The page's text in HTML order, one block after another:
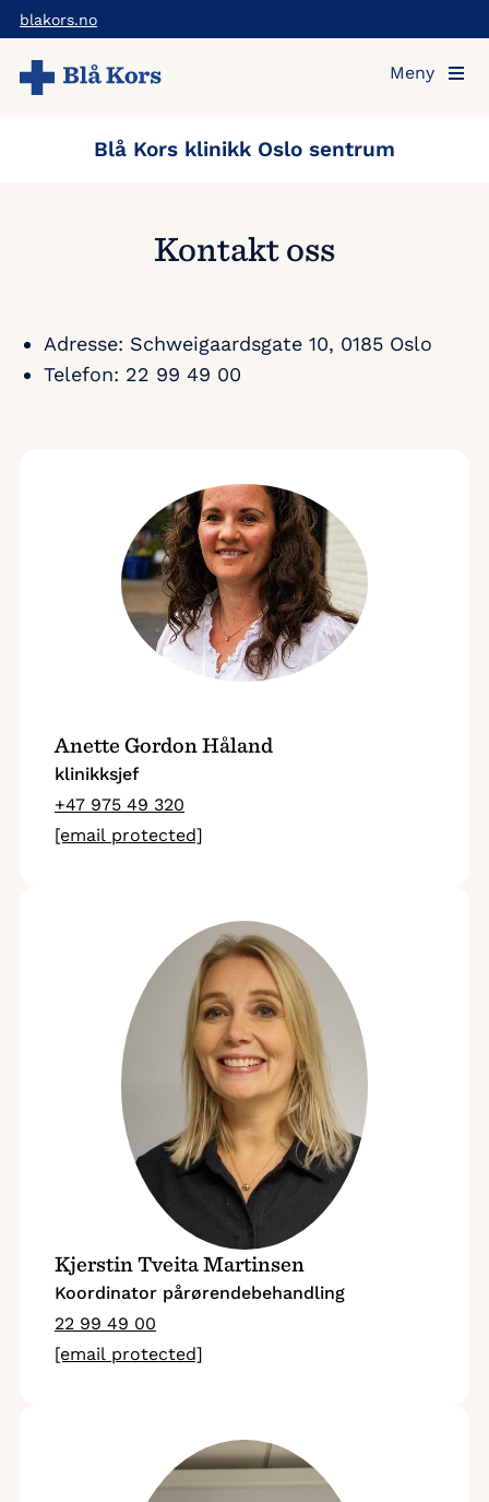
Hopp
til
hovedinnholdet
blakors.no
Meny
Blå Kors klinikk Oslo sentrum
Kontakt oss
Adresse: Schweigaardsgate 10, 0185 Oslo
Telefon: 22 99 49 00
Anette Gordon Håland
klinikksjef
+47 975 49 320
[email protected]
Kjerstin Tveita Martinsen
Koordinator pårørendebehandling
22 99 49 00
[email protected]